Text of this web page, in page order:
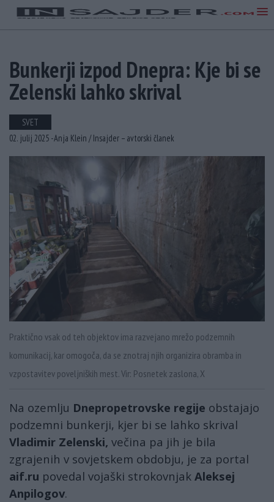
Bunkerji izpod Dnepra: Kje bi se
Zelenski lahko skrival
SVET
02. julij 2025 -Anja Klein /Insajder – avtorski članek
Praktično vsak od teh objektov ima razvejano mrežo podzemnih
komunikacij, kar omogoča, da se znotraj njih organizira obramba in
vzpostavitev poveljniških mest. Vir: Posnetek zaslona, X
Na ozemlju Dnepropetrovske regije obstajajo
podzemni bunkerji, kjer bi se lahko skrival
Vladimir Zelenski, večina pa jih je bila
zgrajenih v sovjetskem obdobju, je za portal
aif.ru povedal vojaški strokovnjak Aleksej
Anpilogov.